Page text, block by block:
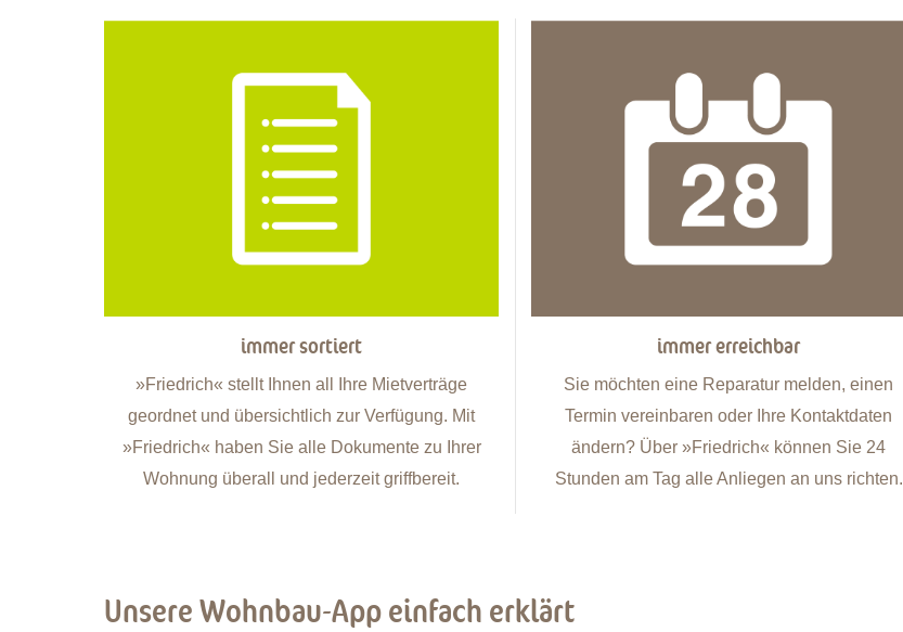
immer sortiert
»Friedrich« stellt Ihnen all Ihre Mietverträge
geordnet und übersichtlich zur Verfügung. Mit
»Friedrich« haben Sie alle Dokumente zu Ihrer
Wohnung überall und jederzeit griffbereit.
immer erreichbar
Sie möchten eine Reparatur melden, einen
Termin vereinbaren oder Ihre Kontaktdaten
ändern? Über »Friedrich« können Sie 24
Stunden am Tag alle Anliegen an uns richten.
Unsere Wohnbau-App einfach erklärt